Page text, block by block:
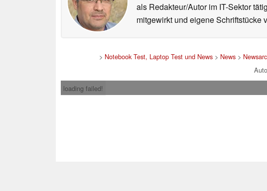
als Redakteur/Autor im IT-Sektor
mitgewirkt und eigene Schriftstücke
> Notebook Test, Laptop Test und News> News>
loading failed!